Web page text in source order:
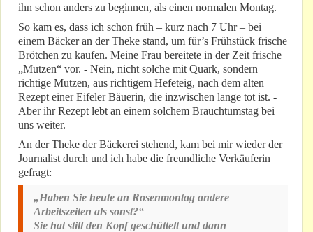
ihn schon anders zu beginnen, als einen normalen Montag.
So kam es, dass ich schon früh – kurz nach 7 Uhr – bei
einem Bäcker an der Theke stand, um für’s Frühstück frische
Brötchen zu kaufen. Meine Frau bereitete in der Zeit frische
„Mutzen“ vor. - Nein, nicht solche mit Quark, sondern
richtige Mutzen, aus richtigem Hefeteig, nach dem alten
Rezept einer Eifeler Bäuerin, die inzwischen lange tot ist. -
Aber ihr Rezept lebt an einem solchem Brauchtumstag bei
uns weiter.
An der Theke der Bäckerei stehend, kam bei mir wieder der
Journalist durch und ich habe die freundliche Verkäuferin
gefragt:
„Haben Sie heute an Rosenmontag andere
Arbeitszeiten als sonst?“
Sie hat still den Kopf geschüttelt und dann